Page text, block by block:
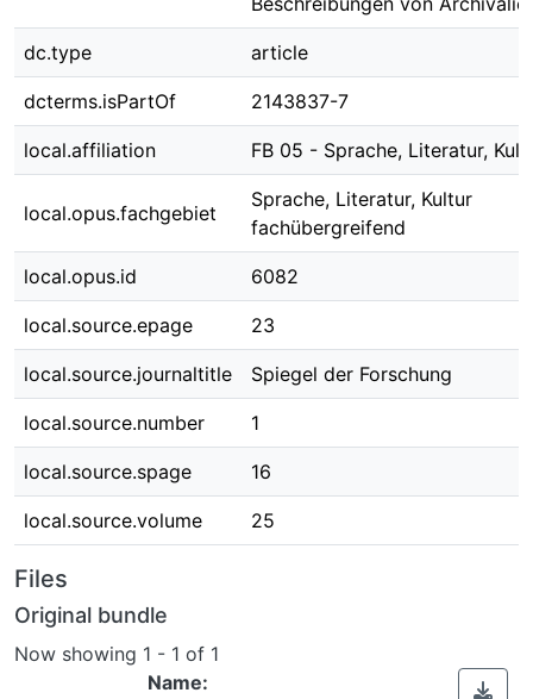
dc.type article
dcterms.isPartOf 2143837-7
local.affiliation FB 05 - Sprache, Literatur,
local.opus.fachgebiet
Sprache, Literatur, Kultur
fachübergreifend
local.opus.id 6082
local.source.epage 23
local.source.journaltitle Spiegel der Forschung
local.source.number 1
local.source.spage 16
local.source.volume 25
Files
Original bundle
Now showing 1 - 1 of 1
Name: